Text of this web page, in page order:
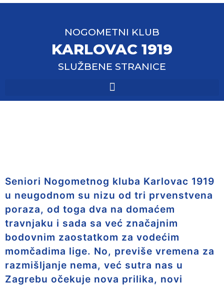
NOGOMETNI KLUB
KARLOVAC 1919
SLUŽBENE STRANICE
Seniori Nogometnog kluba Karlovac 1919
u neugodnom su nizu od tri prvenstvena
poraza, od toga dva na domaćem
travnjaku i sada sa već značajnim
bodovnim zaostatkom za vodećim
momčadima lige. No, previše vremena za
razmišljanje nema, već sutra nas u
Zagrebu očekuje nova prilika, novi